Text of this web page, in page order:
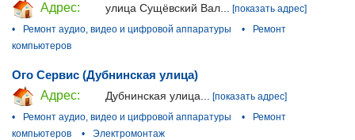
Адрес:
улица Сущёвский Вал... [показать адрес]
•
Ремонт аудио, видео и цифровой аппаратуры •
Ремонт
компьютеров
Ого Сервис (Дубнинская улица)
Адрес:
Дубнинская улица...
[показать адрес]
•
Ремонт аудио, видео и цифровой аппаратуры •
Ремонт
компьютеров
• Электромонтаж